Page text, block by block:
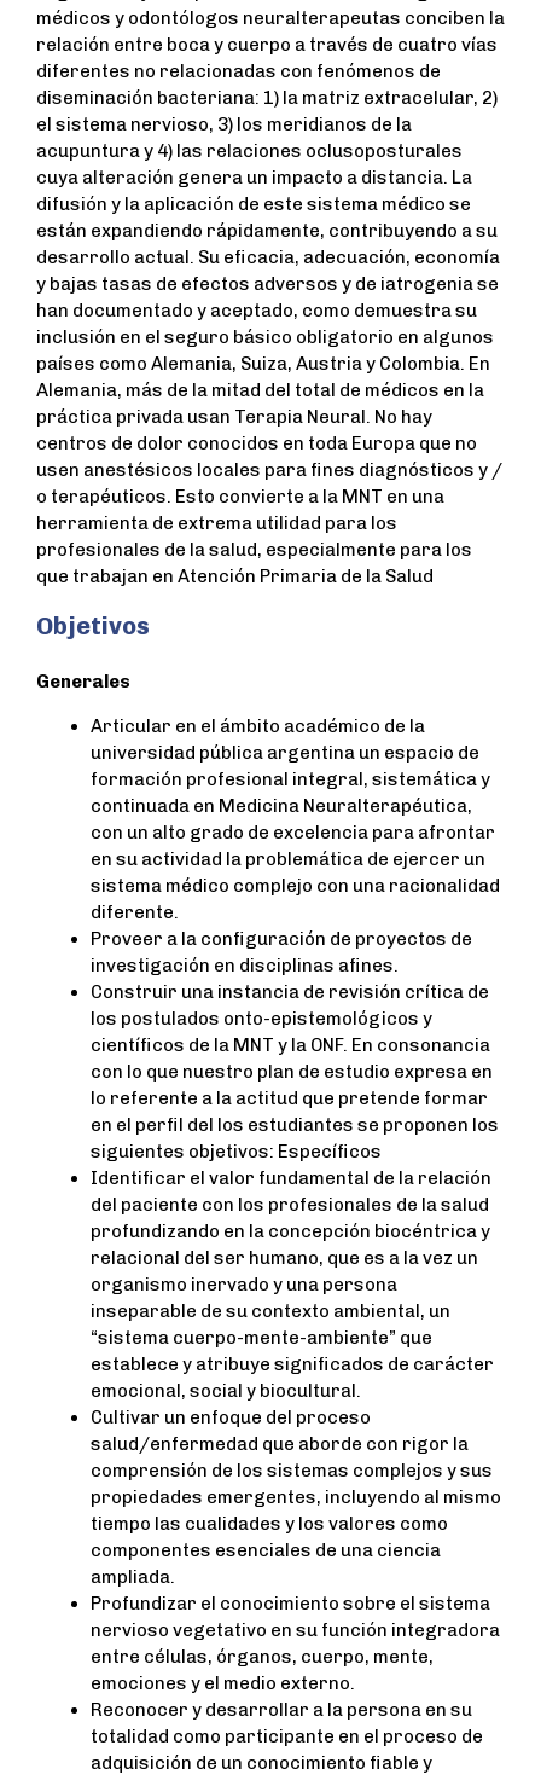
médicos y odontólogos neuralterapeutas conciben la
relación entre boca y cuerpo a través de cuatro vías
diferentes no relacionadas con fenómenos de
diseminación bacteriana: 1) la matriz extracelular, 2)
el sistema nervioso, 3) los meridianos de la
acupuntura y 4) las relaciones oclusoposturales
cuya alteración genera un impacto a distancia. La
difusión y la aplicación de este sistema médico se
están expandiendo rápidamente, contribuyendo a su
desarrollo actual. Su eficacia, adecuación, economía
y bajas tasas de efectos adversos y de iatrogenia se
han documentado y aceptado, como demuestra su
inclusión en el seguro básico obligatorio en algunos
países como Alemania, Suiza, Austria y Colombia. En
Alemania, más de la mitad del total de médicos en la
práctica privada usan Terapia Neural. No hay
centros de dolor conocidos en toda Europa que no
usen anestésicos locales para fines diagnósticos y /
o terapéuticos. Esto convierte a la MNT en una
herramienta de extrema utilidad para los
profesionales de la salud, especialmente para los
que trabajan en Atención Primaria de la Salud
Objetivos
Generales
Articular en el ámbito académico de la
universidad pública argentina un espacio de
formación profesional integral, sistemática y
continuada en Medicina Neuralterapéutica,
con un alto grado de excelencia para afrontar
en su actividad la problemática de ejercer un
sistema médico complejo con una racionalidad
diferente.
Proveer a la configuración de proyectos de
investigación en disciplinas afines.
Construir una instancia de revisión crítica de
los postulados onto-epistemológicos y
científicos de la MNT y la ONF. En consonancia
con lo que nuestro plan de estudio expresa en
lo referente a la actitud que pretende formar
en el perfil del los estudiantes se proponen los
siguientes objetivos: Específicos
Identificar el valor fundamental de la relación
del paciente con los profesionales de la salud
profundizando en la concepción biocéntrica y
relacional del ser humano, que es a la vez un
organismo inervado y una persona
inseparable de su contexto ambiental, un
“sistema cuerpo-mente-ambiente” que
establece y atribuye significados de carácter
emocional, social y biocultural.
Cultivar un enfoque del proceso
salud/enfermedad que aborde con rigor la
comprensión de los sistemas complejos y sus
propiedades emergentes, incluyendo al mismo
tiempo las cualidades y los valores como
componentes esenciales de una ciencia
ampliada.
Profundizar el conocimiento sobre el sistema
nervioso vegetativo en su función integradora
entre células, órganos, cuerpo, mente,
emociones y el medio externo.
Reconocer y desarrollar a la persona en su
totalidad como participante en el proceso de
adquisición de un conocimiento fiable y